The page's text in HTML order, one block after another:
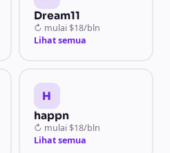
Dream11
↻ mulai $18/bln
Lihat semua
H
happn
↻ mulai $18/bln
Lihat semua